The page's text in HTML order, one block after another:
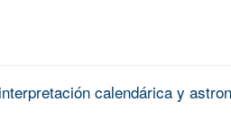
calendárica y